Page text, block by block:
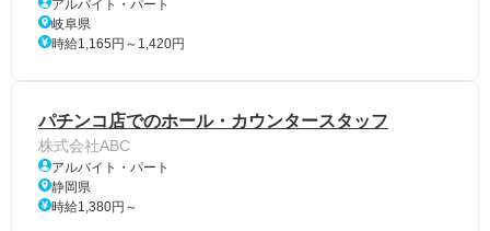
アルバイト・パート
岐阜県
時給1,165円～1,420円
パチンコ店でのホール・カウンタースタッフ
株式会社ABC
アルバイト・パート
静岡県
時給1,380円～